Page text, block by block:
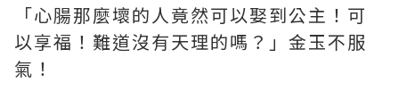
「心腸那麼壞的人竟然可以娶到公主！可
以享福！難道沒有天理的嗎？」金玉不服
氣！